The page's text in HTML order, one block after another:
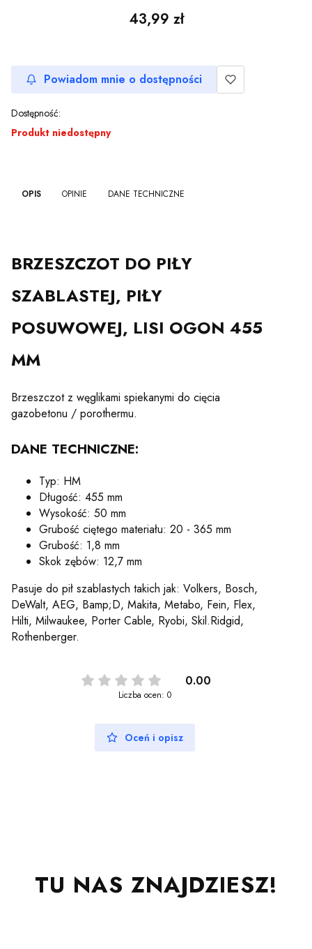
Cena
43,99 zł
Powiadom mnie o dostępności
Dostępność:
Produkt niedostępny
OPIS OPINIE DANE TECHNICZNE
BRZESZCZOT DO PIŁY
SZABLASTEJ, PIŁY
POSUWOWEJ, LISI OGON 455
MM
Brzeszczot z węglikami spiekanymi do cięcia
gazobetonu / porothermu.
DANE TECHNICZNE:
Typ: HM
Długość: 455 mm
Wysokość: 50 mm
Grubość ciętego materiału: 20 - 365 mm
Grubość: 1,8 mm
Skok zębów: 12,7 mm
Pasuje do pił szablastych takich jak: Volkers, Bosch,
DeWalt, AEG, Bamp;D, Makita, Metabo, Fein, Flex,
Hilti, Milwaukee, Porter Cable, Ryobi, Skil.Ridgid,
Rothenberger.
0.00
Liczba ocen: 0
Oceń i opisz
TU NAS ZNAJDZIESZ!